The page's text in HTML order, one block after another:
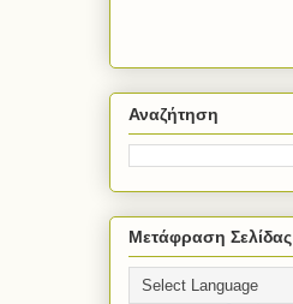
Αναζήτηση
Μετάφραση Σελίδας